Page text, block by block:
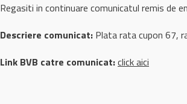
Regasiti in continuare comunicatul remis de
Descriere comunicat: Plata rata cupon 67,
Link BVB catre comunicat:click aici